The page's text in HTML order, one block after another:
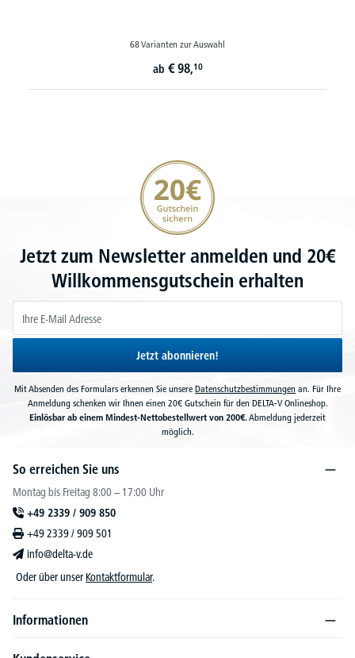
68 Varianten zur Auswahl
ab € 98,10
20€ Gutschein sichern
Jetzt zum Newsletter anmelden und 20€
Willkommensgutschein erhalten
Jetzt abonnieren!
Mit Absenden des Formulars erkennen Sie unsere Datenschutzbestimmungen an. Für Ihre
Anmeldung schenken wir Ihnen einen 20€ Gutschein für den DELTA-V Onlineshop.
Einlösbar ab einem Mindest-Nettobestellwert von 200€.Abmeldung jederzeit
möglich.
So erreichen Sie uns
Montag bis Freitag 8:00 – 17:00 Uhr
+49 2339 / 909 850
+49 2339 / 909 501
info@delta-v.de
Oder über unser Kontaktformular.
Informationen